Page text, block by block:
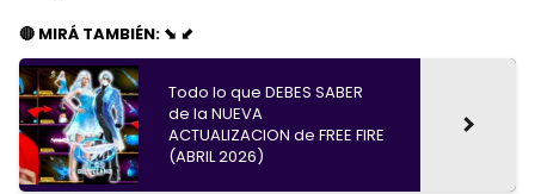
🔴 MIRÁ TAMBIÉN: ⬊ ⬋
Todo lo que DEBES SABER
de la NUEVA
ACTUALIZACION de FREE FIRE
(ABRIL 2026)